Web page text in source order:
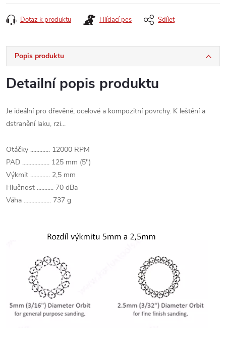
Dotaz k produktu Hlídací pes Sdílet
Popis produktu
Detailní popis produktu
Je ideální pro dřevěné, ocelové a kompozitní povrchy. K leštění a
dstranění laku, rzi...
Otáčky ............. 12000 RPM
PAD .................. 125 mm (5")
Výkmit ............. 2,5 mm
Hlučnost ........... 70 dBa
Váha .................. 737 g